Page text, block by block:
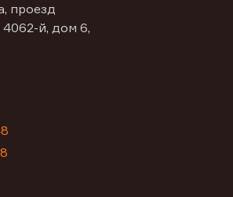
проезд
й, дом 6,